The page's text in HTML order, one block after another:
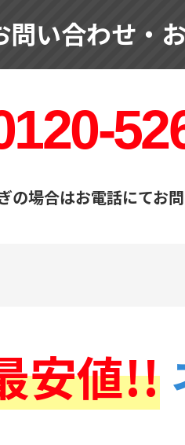
問い合わせ・お
の場合はお電話にてお
安値!!